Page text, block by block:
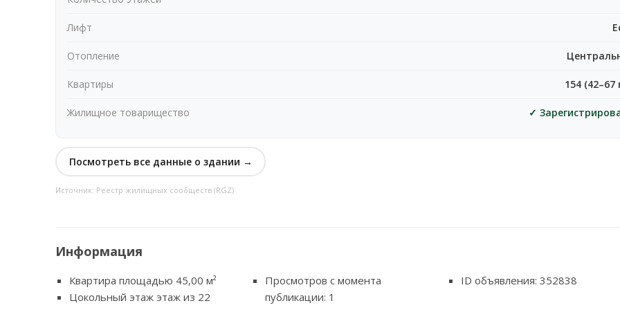
Лифт
Отопление
Квартиры 154 (42–67
Жилищное товарищество ✓
Посмотреть все данные о здании →
Источник: Реестр жилищных сообществ (RGZ)
Информация
Квартира площадью 45,00 м²
Цокольный этаж этаж из 22
Просмотров с момента
публикации: 1
ID объявления: 352838